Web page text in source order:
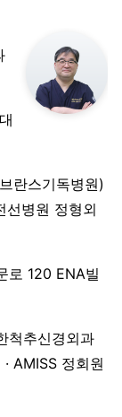
란스기독병원)
선병원 정형외
로 120 ENA빌
척추신경외과
AMISS 정회원